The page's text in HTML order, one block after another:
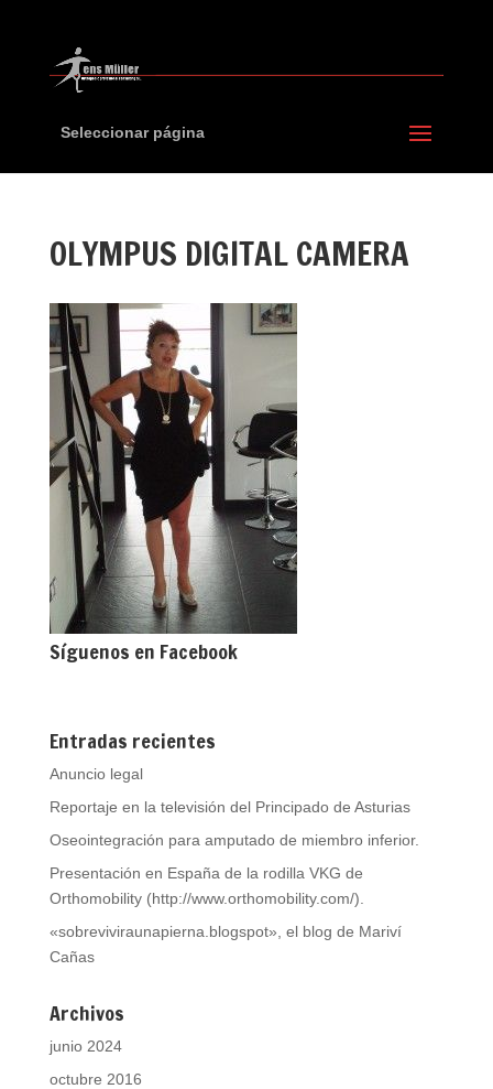
Seleccionar página
OLYMPUS DIGITAL CAMERA
Síguenos en Facebook
Entradas recientes
Anuncio legal
Reportaje en la televisión del Principado de Asturias
Oseointegración para amputado de miembro inferior.
Presentación en España de la rodilla VKG de
Orthomobility (http://www.orthomobility.com/).
«sobreviviraunapierna.blogspot», el blog de Mariví
Cañas
Archivos
junio 2024
octubre 2016